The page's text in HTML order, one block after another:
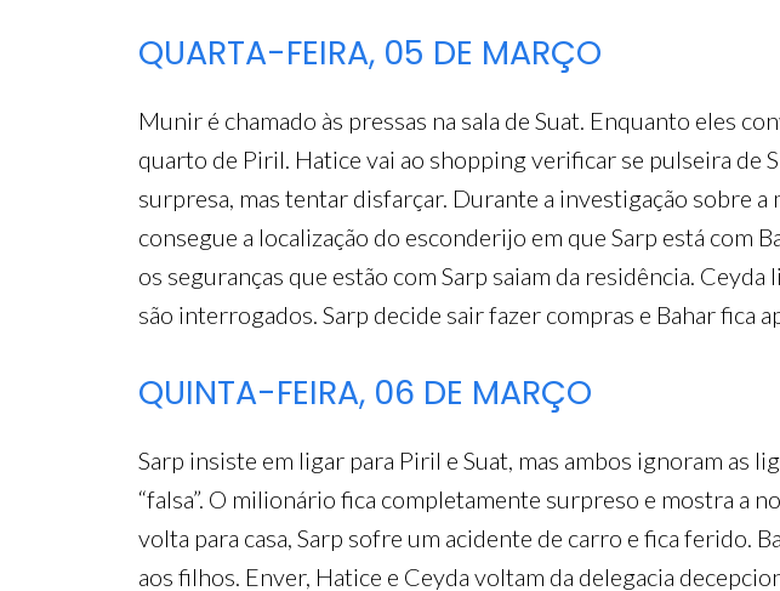
QUARTA-FEIRA, 05 DE MARÇO
Munir é chamado às pressas na sala de Suat. Enquanto eles
quarto de Piril. Hatice vai ao shopping verificar se pulseira de
surpresa, mas tentar disfarçar. Durante a investigação sobre
consegue a localização do esconderijo em que Sarp está com
os seguranças que estão com Sarp saiam da residência.
são interrogados. Sarp decide sair fazer compras e Bahar fica
QUINTA-FEIRA, 06 DE MARÇO
Sarp insiste em ligar para Piril e Suat, mas ambos ignoram as
“falsa”. O milionário fica completamente surpreso e mostra a
volta para casa, Sarp sofre um acidente de carro e fica ferido.
aos filhos. Enver, Hatice e Ceyda voltam da delegacia